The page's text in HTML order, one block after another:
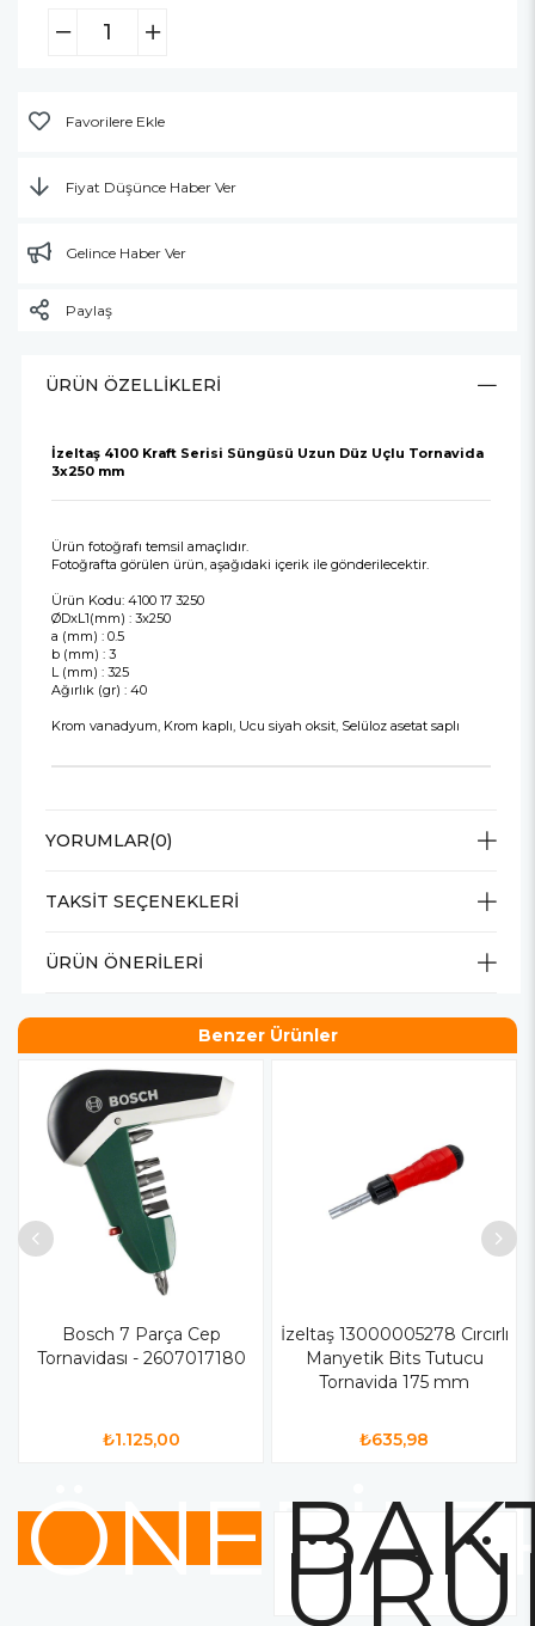
Favorilere Ekle
Fiyat Düşünce Haber Ver
Gelince Haber Ver
Paylaş
ÜRÜN ÖZELLIKLERI
İzeltaş 4100 Kraft Serisi Süngüsü Uzun Düz Uçlu Tornavida
3x250 mm
Ürün fotoğrafı temsil amaçlıdır.
Fotoğrafta görülen ürün, aşağıdaki içerik ile gönderilecektir.
Ürün Kodu: 4100 17 3250
ØDxL1(mm) : 3x250
a (mm) : 0.5
b (mm) : 3
L (mm) : 325
Ağırlık (gr) : 40
Krom vanadyum, Krom kaplı, Ucu siyah oksit, Selüloz asetat saplı
YORUMLAR(0)
TAKSIT SEÇENEKLERI
ÜRÜN ÖNERILERI
Benzer Ürünler
Bosch 7 Parça Cep
Tornavidası - 2607017180
₺1.125,00
İzeltaş 13000005278 Cırcırlı
Manyetik Bits Tutucu
Tornavida 175 mm
₺635,98